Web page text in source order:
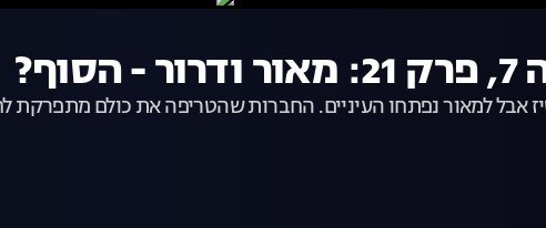
אבל למאור נפתחו העיניים. החברות שהטריפה את כולם מתפרקת